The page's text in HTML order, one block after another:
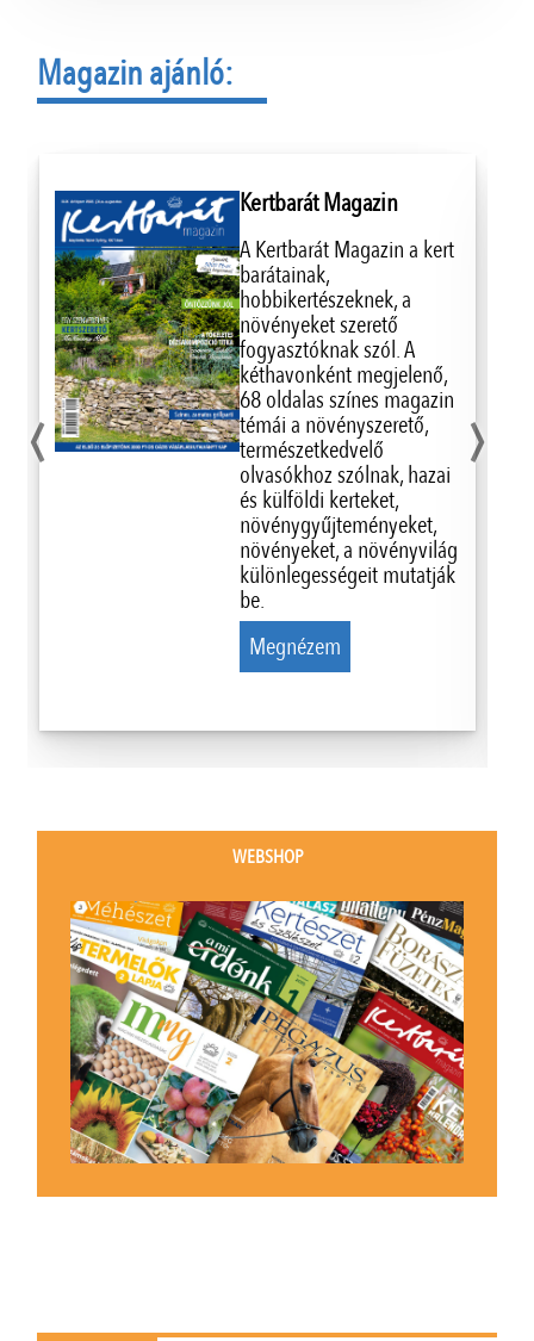
Magazin ajánló:
Kertbarát Magazin
A Kertbarát Magazin a kert
barátainak,
hobbikertészeknek, a
növényeket szerető
fogyasztóknak szól. A
kéthavonként megjelenő,
68 oldalas színes magazin
témái a növényszerető,
természetkedvelő
olvasókhoz szólnak, hazai
és külföldi kerteket,
növénygyűjteményeket,
növényeket, a növényvilág
különlegességeit mutatják
be.
Megnézem
‹ ›
WEBSHOP